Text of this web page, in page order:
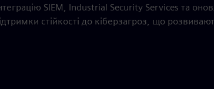
SIEM, Industrial Security Services та
стійкості до кіберзагроз, що